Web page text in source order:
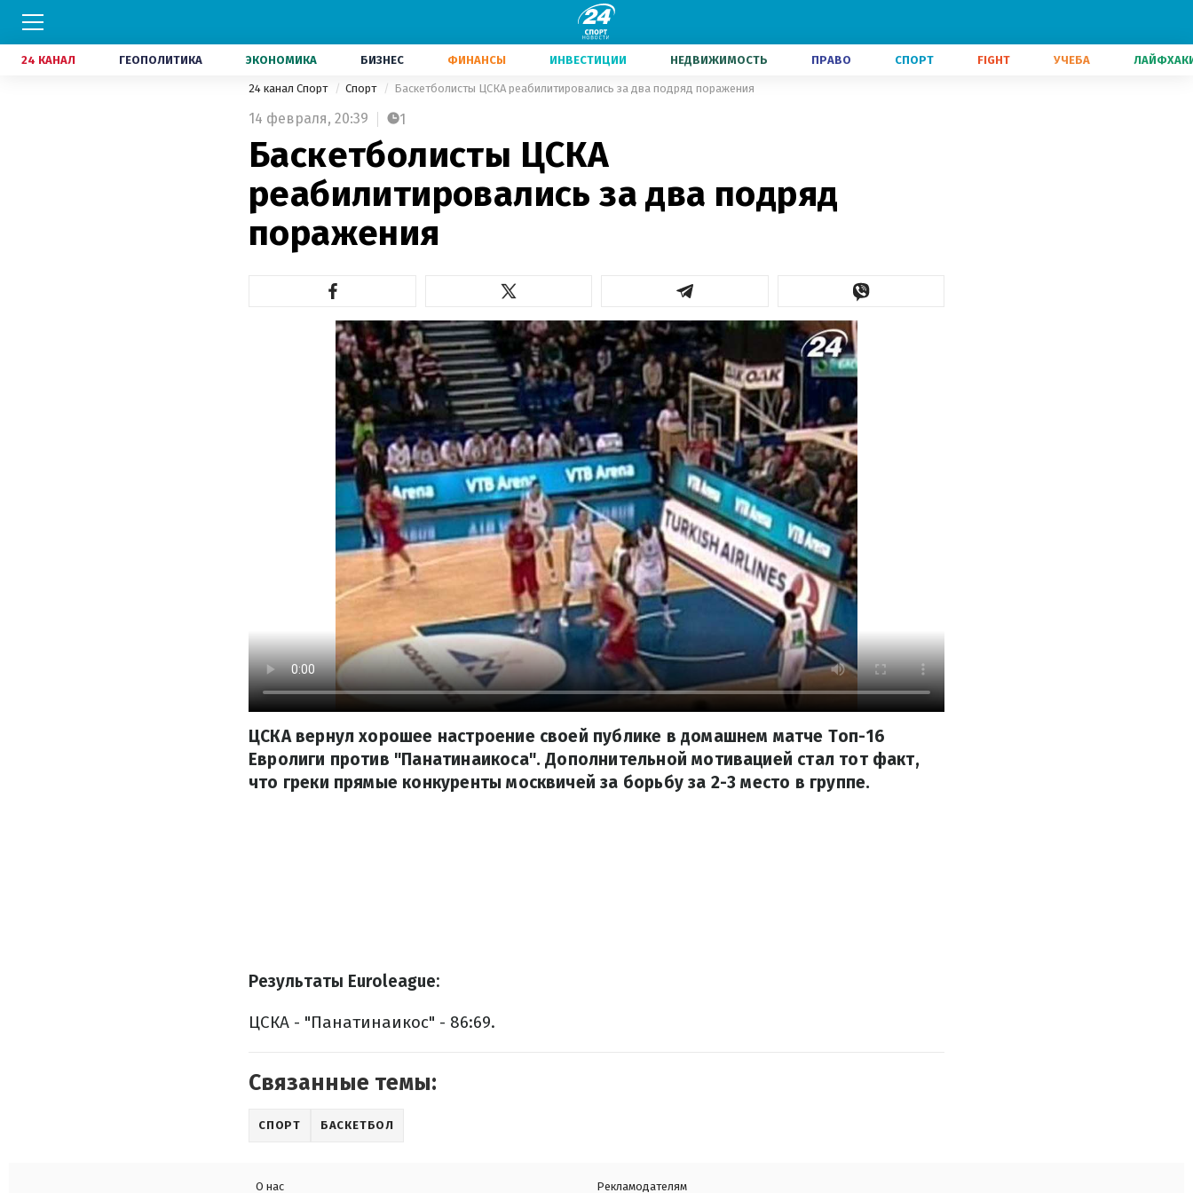
24 КАНАЛ ГЕОПОЛИТИКА ЭКОНОМИКА БИЗНЕС ФИНАНСЫ ИНВЕСТИЦИИ НЕДВИЖИМОСТЬ ПРАВО СПОРТ FIGHT УЧЕБА
24 канал Спорт Спорт Баскетболисты ЦСКА реабилитировались за два подряд поражения
14 февраля, 20:39 1
Баскетболисты ЦСКА
реабилитировались за два подряд
поражения
ЦСКА вернул хорошее настроение своей публике в домашнем матче Топ-16
Евролиги против "Панатинаикоса". Дополнительной мотивацией стал тот факт,
что греки прямые конкуренты москвичей за борьбу за 2-3 место в группе.
Результаты Euroleague:
ЦСКА - "Панатинаикос" - 86:69.
Связанные темы:
СПОРТ БАСКЕТБОЛ
О нас
Рекламодателям